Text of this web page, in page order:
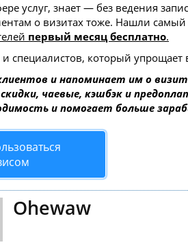
услуг, знает — без ведения
о визитах тоже. Нашли
первый месяц бесплатно.
и специалистов, который упрощает
и напоминает им о
чаевые, кэшбэк и
и помогает больше
Ohewaw